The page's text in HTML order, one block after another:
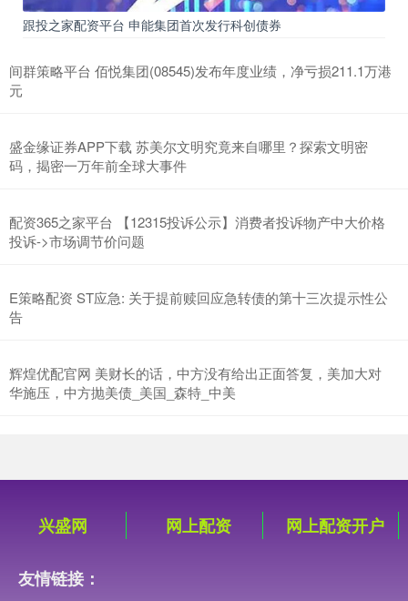
跟投之家配资平台 申能集团首次发行科创债券
间群策略平台 佰悦集团(08545)发布年度业绩，净亏损211.1万港
元
盛金缘证券APP下载 苏美尔文明究竟来自哪里？探索文明密
码，揭密一万年前全球大事件
配资365之家平台 【12315投诉公示】消费者投诉物产中大价格
投诉->市场调节价问题
E策略配资 ST应急: 关于提前赎回应急转债的第十三次提示性公
告
辉煌优配官网 美财长的话，中方没有给出正面答复，美加大对
华施压，中方抛美债_美国_森特_中美
兴盛网 网上配资 网上配资开户
友情链接：